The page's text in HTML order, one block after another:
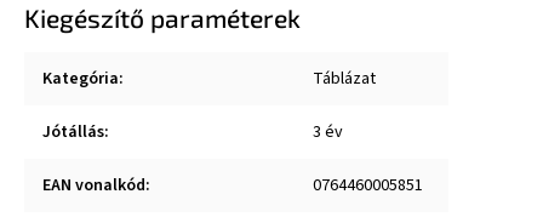
Kiegészítő paraméterek
Kategória: Táblázat
Jótállás: 3 év
EAN vonalkód: 0764460005851